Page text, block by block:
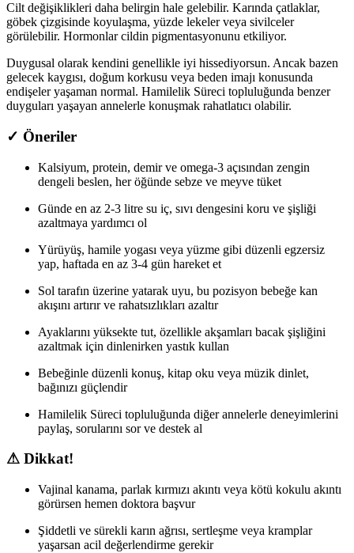
Cilt değişiklikleri daha belirgin hale gelebilir. Karında çatlaklar,
göbek çizgisinde koyulaşma, yüzde lekeler veya sivilceler
görülebilir. Hormonlar cildin pigmentasyonunu etkiliyor.
Duygusal olarak kendini genellikle iyi hissediyorsun. Ancak bazen
gelecek kaygısı, doğum korkusu veya beden imajı konusunda
endişeler yaşaman normal. Hamilelik Süreci topluluğunda benzer
duyguları yaşayan annelerle konuşmak rahatlatıcı olabilir.
✓ Öneriler
Kalsiyum, protein, demir ve omega-3 açısından zengin
dengeli beslen, her öğünde sebze ve meyve tüket
Günde en az 2-3 litre su iç, sıvı dengesini koru ve şişliği
azaltmaya yardımcı ol
Yürüyüş, hamile yogası veya yüzme gibi düzenli egzersiz
yap, haftada en az 3-4 gün hareket et
Sol tarafın üzerine yatarak uyu, bu pozisyon bebeğe kan
akışını artırır ve rahatsızlıkları azaltır
Ayaklarını yüksekte tut, özellikle akşamları bacak şişliğini
azaltmak için dinlenirken yastık kullan
Bebeğinle düzenli konuş, kitap oku veya müzik dinlet,
bağınızı güçlendir
Hamilelik Süreci topluluğunda diğer annelerle deneyimlerini
paylaş, sorularını sor ve destek al
⚠ Dikkat!
Vajinal kanama, parlak kırmızı akıntı veya kötü kokulu akıntı
görürsen hemen doktora başvur
Şiddetli ve sürekli karın ağrısı, sertleşme veya kramplar
yaşarsan acil değerlendirme gerekir